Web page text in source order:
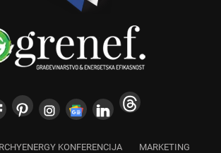
KONFERENCIJA MARKETING